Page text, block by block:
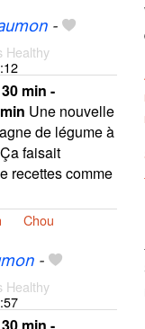
-
Healthy
30 min -
Une nouvelle
de légume à
faisait
recettes comme
Chou
-
Healthy